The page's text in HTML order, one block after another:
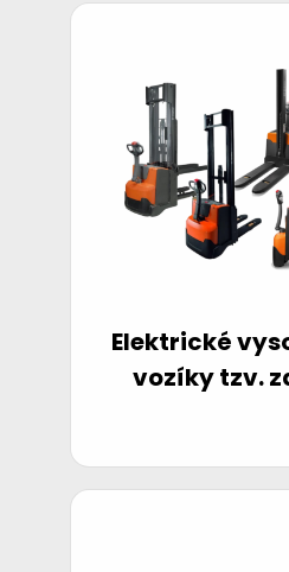
Elektrické
vozíky tzv.